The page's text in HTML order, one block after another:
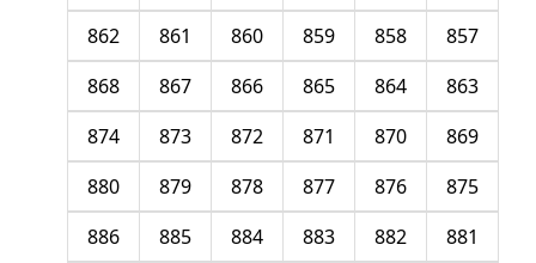
857
858
859
860
861
862
863
864
865
866
867
868
869
870
871
872
873
874
875
876
877
878
879
880
881
882
883
884
885
886